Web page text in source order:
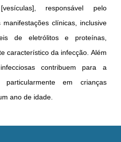
responsável pelo
clínicas, inclusive
de eletrólitos e proteínas,
característico da infecção. Além
contribuem para a
em crianças
ano de idade.